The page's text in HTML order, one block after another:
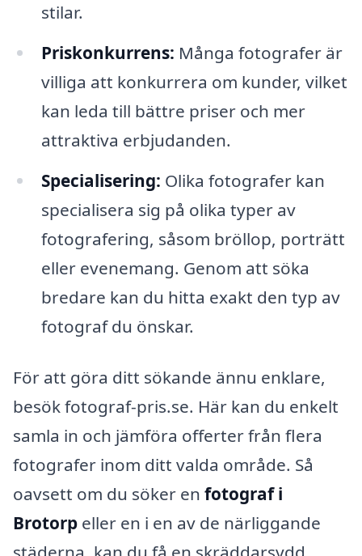
stilar.
Priskonkurrens: Många fotografer är
villiga att konkurrera om kunder, vilket
kan leda till bättre priser och mer
attraktiva erbjudanden.
Specialisering: Olika fotografer kan
specialisera sig på olika typer av
fotografering, såsom bröllop, porträtt
eller evenemang. Genom att söka
bredare kan du hitta exakt den typ av
fotograf du önskar.
För att göra ditt sökande ännu enklare,
besök fotograf-pris.se. Här kan du enkelt
samla in och jämföra offerter från flera
fotografer inom ditt valda område. Så
oavsett om du söker en fotograf i
Brotorp eller en i en av de närliggande